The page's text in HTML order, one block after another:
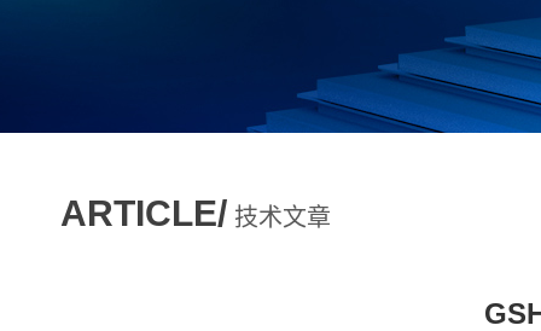
ARTICLE/ 技术文章